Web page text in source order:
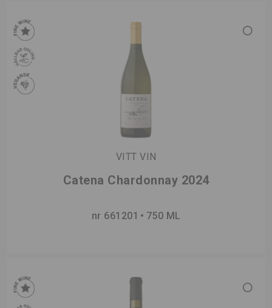
VITT VIN
Catena Chardonnay 2024
nr 661201 750 ML